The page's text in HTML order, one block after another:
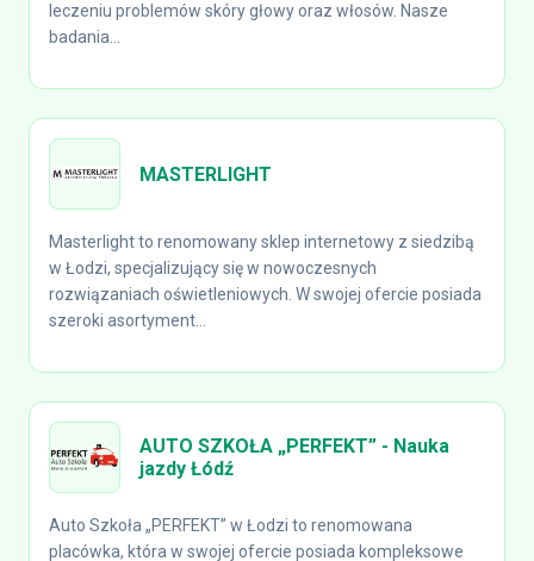
leczeniu problemów skóry głowy oraz włosów. Nasze
badania...
MASTERLIGHT
Masterlight to renomowany sklep internetowy z siedzibą
w Łodzi, specjalizujący się w nowoczesnych
rozwiązaniach oświetleniowych. W swojej ofercie posiada
szeroki asortyment...
AUTO SZKOŁA „PERFEKT” - Nauka
jazdy Łódź
Auto Szkoła „PERFEKT” w Łodzi to renomowana
placówka, która w swojej ofercie posiada kompleksowe